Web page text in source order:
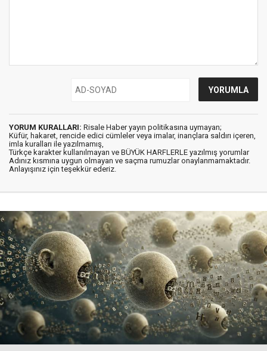
YORUM KURALLARI: Risale Haber yayın politikasına uymayan;
Küfür, hakaret, rencide edici cümleler veya imalar, inançlara saldırı içeren,
imla kuralları ile yazılmamış,
Türkçe karakter kullanılmayan ve BÜYÜK HARFLERLE yazılmış yorumlar
Adınız kısmına uygun olmayan ve saçma rumuzlar onaylanmamaktadır.
Anlayışınız için teşekkür ederiz.